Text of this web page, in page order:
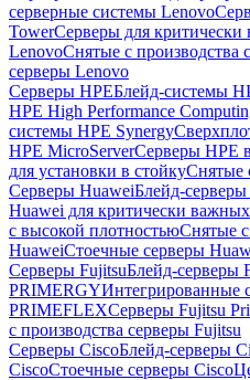
серверные системы Lenovo
TowerСерверы для
LenovoСнятые с производства
серверы Lenovo
Серверы HPEБлейд-системы
HPE High Performance
системы HPE Synergy
HPE MicroServerСерверы HPE
для установки в стойкуСнятые
Серверы HuaweiБлейд-
Huawei для критически
с высокой плотностьюСнятые с
HuaweiСтоечные серверы
Серверы FujitsuБлейд-серверы
PRIMERGYИнтегрированные
PRIMEFLEXСерверы Fujitsu
с производства серверы Fujitsu
Серверы CiscoБлейд-серверы
CiscoСтоечные серверы Cisco